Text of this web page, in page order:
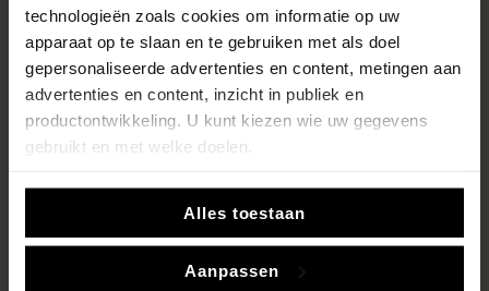
technologieën zoals cookies om informatie op uw
apparaat op te slaan en te gebruiken met als doel
gepersonaliseerde advertenties en content, metingen aan
advertenties en content, inzicht in publiek en
productontwikkeling. U kunt kiezen wie uw gegevens
gebruikt en met welke doelen.
Uw apparaat identificeren door het actief te scannen
Alles toestaan
Aanpassen
Achternaam
E-mailadres